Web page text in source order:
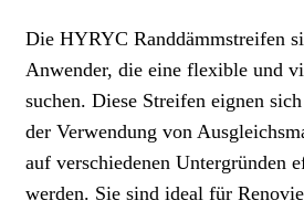
Die HYRYC Randdämmstreifen
Anwender, die eine flexible und
suchen. Diese Streifen eignen
der Verwendung von
auf verschiedenen Untergründen
werden. Sie sind ideal für